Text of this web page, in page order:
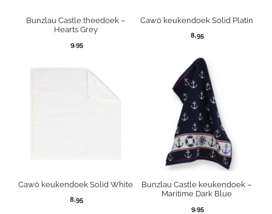
Bunzlau Castle theedoek –
Hearts Grey
9,95
Cawö keukendoek Solid Platin
8,95
Cawö keukendoek Solid White
8,95
Bunzlau Castle keukendoek –
Maritime Dark Blue
9,95